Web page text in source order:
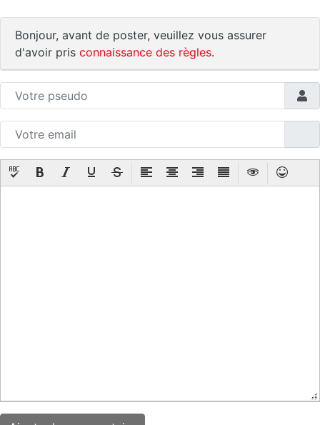
Bonjour, avant de poster, veuillez vous assurer
d'avoir pris connaissance des règles.